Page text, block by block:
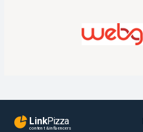
LinkPizza
content & influencers